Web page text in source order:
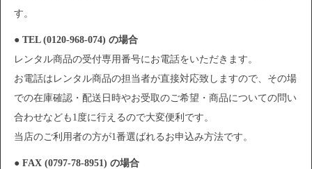
す。
● TEL (0120-968-074) の場合
レンタル商品の受付専用番号にお電話をいただきます。
お電話はレンタル商品の担当者が直接対応致しますので、その場
での在庫確認・配送日時やお受取のご希望・商品についての問い
合わせなども1度に行えるので大変便利です。
当店のご利用者の方が1番選ばれるお申込み方法です。
● FAX (0797-78-8951) の場合